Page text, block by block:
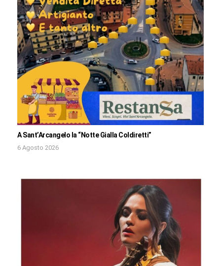
A Sant’Arcangelo la “Notte Gialla Coldiretti”
6 Agosto 2026